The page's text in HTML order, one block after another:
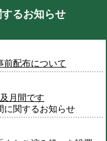
るお知らせ
前配布について
月間です
に関するお知らせ